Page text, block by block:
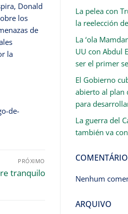
Donald
los
de
la
de-
PRÓXIMO
tranquilo
La pelea con
la reelección
La ‘ola
UU con Abdul
ser el primer
El Gobierno
abierto al plan
para
La guerra del
también va
Nenhum
ARQUIVO